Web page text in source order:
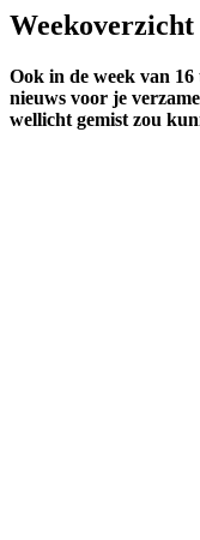
Weekoverzicht
Ook in de week van 16
nieuws voor je
wellicht gemist zou